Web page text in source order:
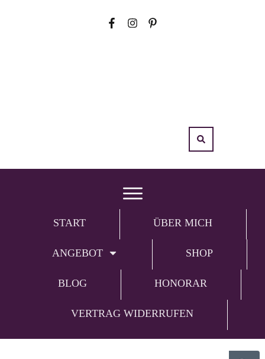
START ÜBER MICH
ANGEBOT SHOP
BLOG HONORAR
VERTRAG WIDERRUFEN